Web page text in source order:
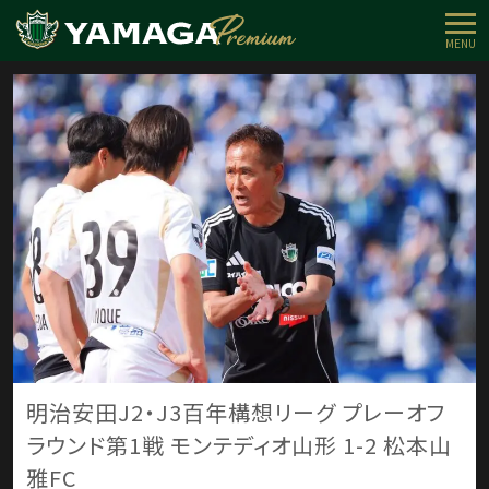
MENU
明治安田J2・J3百年構想リーグ プレーオフ
ラウンド第1戦 モンテディオ山形 1-2 松本山
雅FC